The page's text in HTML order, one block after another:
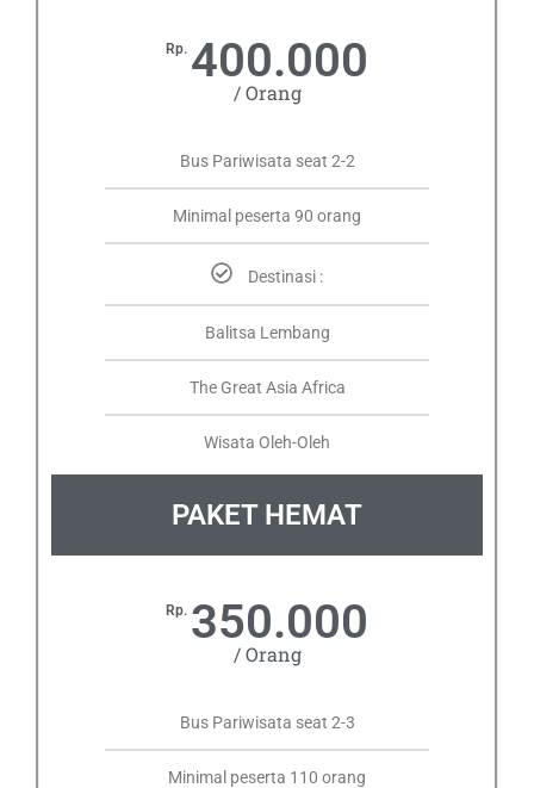
Rp. 400.000
/ Orang
Bus Pariwisata seat 2-2
Minimal peserta 90 orang
Destinasi :
Balitsa Lembang
The Great Asia Africa
Wisata Oleh-Oleh
PAKET HEMAT
Rp. 350.000
/ Orang
Bus Pariwisata seat 2-3
Minimal peserta 110 orang